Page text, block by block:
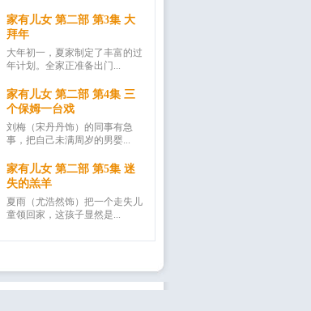
家有儿女 第二部 第3集 大
拜年
大年初一，夏家制定了丰富的过
年计划。全家正准备出门...
家有儿女 第二部 第4集 三
个保姆一台戏
刘梅（宋丹丹饰）的同事有急
事，把自己未满周岁的男婴...
家有儿女 第二部 第5集 迷
失的羔羊
夏雨（尤浩然饰）把一个走失儿
童领回家，这孩子显然是...